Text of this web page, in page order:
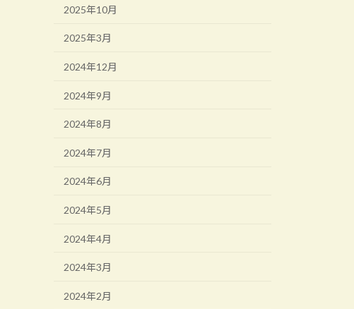
2025年10月
2025年3月
2024年12月
2024年9月
2024年8月
2024年7月
2024年6月
2024年5月
2024年4月
2024年3月
2024年2月